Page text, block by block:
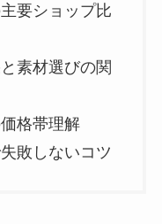
要ショップ比
素材選びの関
格帯理解
敗しないコツ